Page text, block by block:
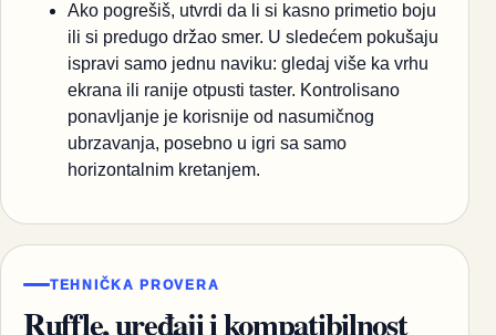
Ako pogrešiš, utvrdi da li si kasno primetio boju
ili si predugo držao smer. U sledećem pokušaju
ispravi samo jednu naviku: gledaj više ka vrhu
ekrana ili ranije otpusti taster. Kontrolisano
ponavljanje je korisnije od nasumičnog
ubrzavanja, posebno u igri sa samo
horizontalnim kretanjem.
TEHNIČKA PROVERA
Ruffle, uređaji i kompatibilnost